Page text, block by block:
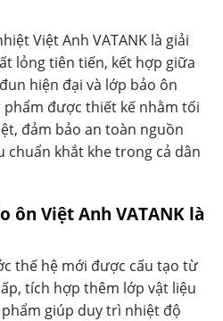
Việt Anh VATANK là giải
lỏng tiên tiến, kết hợp giữa
hiện đại và lớp bảo ôn
được thiết kế nhằm tối
đảm bảo an toàn nguồn
chuẩn khắt khe trong cả dân
ôn Việt Anh VATANK là
thế hệ mới được cấu tạo từ
tích hợp thêm lớp vật liệu
giúp duy trì nhiệt độ